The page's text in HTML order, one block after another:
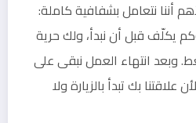
أننا نتعامل بشفافية كاملة:
يكلّف قبل أن نبدأ، ولك حرية
وبعد انتهاء العمل نبقى على
بك تبدأ بالزيارة ولا